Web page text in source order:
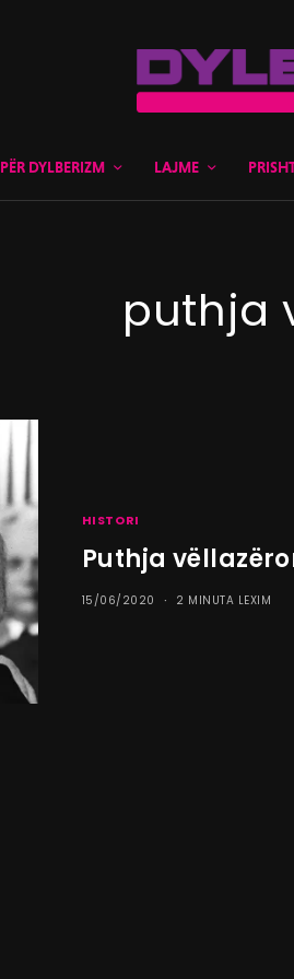
PËR DYLBERIZM LAJME
puthja
HISTORI
Puthja
15/06/2020 2 MINUTA LEXIM